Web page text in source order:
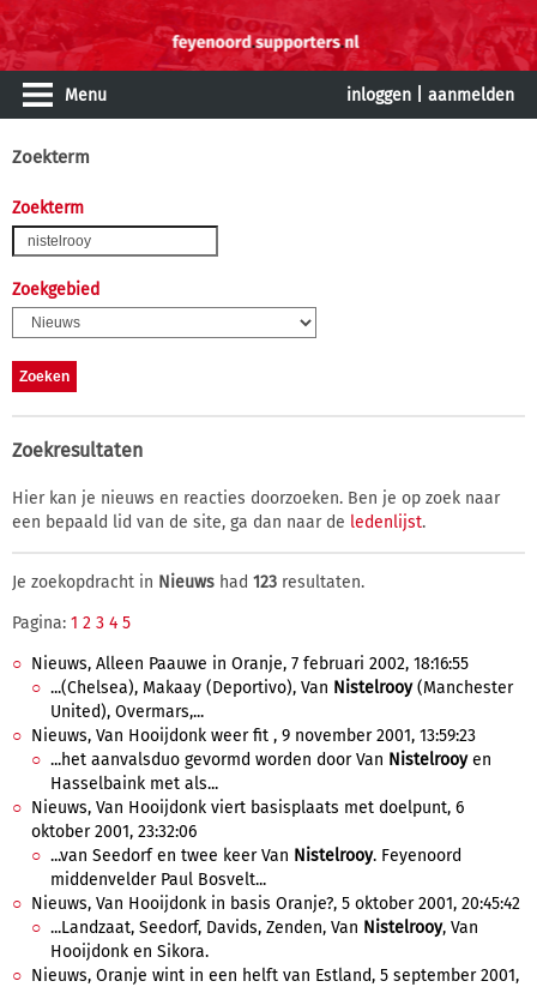
Menu inloggen aanmelden
Zoekterm
Zoekterm
Zoekgebied
Zoekresultaten
Hier kan je nieuws en reacties doorzoeken. Ben je op zoek naar
een bepaald lid van de site, ga dan naar de ledenlijst.
Je zoekopdracht in Nieuws had 123 resultaten.
Pagina: 1 2 3 4 5
Nieuws, Alleen Paauwe in Oranje, 7 februari 2002, 18:16:55
...(Chelsea), Makaay (Deportivo), Van Nistelrooy(Manchester
United), Overmars,...
Nieuws, Van Hooijdonk weer fit , 9 november 2001, 13:59:23
...het aanvalsduo gevormd worden door Van Nistelrooyen
Hasselbaink met als...
Nieuws, Van Hooijdonk viert basisplaats met doelpunt, 6
oktober 2001, 23:32:06
...van Seedorf en twee keer Van Nistelrooy. Feyenoord
middenvelder Paul Bosvelt...
Nieuws, Van Hooijdonk in basis Oranje?, 5 oktober 2001, 20:45:42
...Landzaat, Seedorf, Davids, Zenden, Van Nistelrooy, Van
Hooijdonk en Sikora.
Nieuws, Oranje wint in een helft van Estland, 5 september 2001,